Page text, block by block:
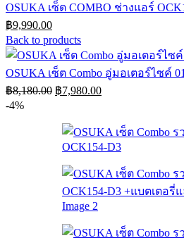
OSUKA เซ็ต COMBO ช่างแอร์
Original
price
was:
฿10,190.00.
฿9,990.00Current
price
is:
฿9,990.00.
Back to products
OSUKA เซ็ต Combo อู่มอเตอร์ไซค์
฿8,180.00 Original
price
฿8,180.00.
฿7,980.00Current
price
฿7,980.00.
-4%